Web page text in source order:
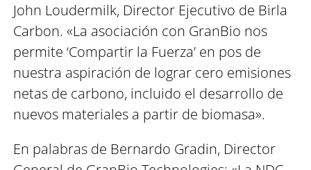
John Loudermilk, Director Ejecutivo de Birla
Carbon. «La asociación con GranBio nos
permite ‘Compartir la Fuerza’ en pos de
nuestra aspiración de lograr cero emisiones
netas de carbono, incluido el desarrollo de
nuevos materiales a partir de biomasa».
En palabras de Bernardo Gradin, Director